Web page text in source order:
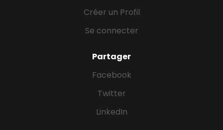
Créer un Profil
Se connecter
Partager
Facebook
Twitter
LinkedIn